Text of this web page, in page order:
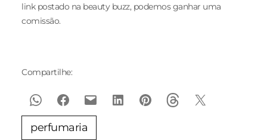
link postado na beauty buzz, podemos ganhar uma
comissão.
Compartilhe:
perfumaria